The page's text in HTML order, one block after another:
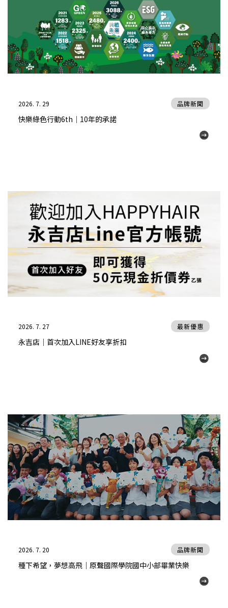
2026. 7. 29
快樂綠色行動6th｜10年的承諾
品牌新聞
2026. 7. 27
永吉店｜首次加入LINE好友享折扣
最新優惠
2026. 7. 20
種下希望，夢想高飛｜原聲國際學院國中小部畢業快樂
品牌新聞